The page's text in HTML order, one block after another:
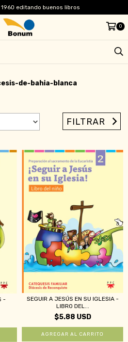
editando buenos libros
0
de-bahia-blanca
FILTRAR
-
SEGUIR A JESÚS EN SU IGLESIA -
LIBRO DEL...
$5.88 USD